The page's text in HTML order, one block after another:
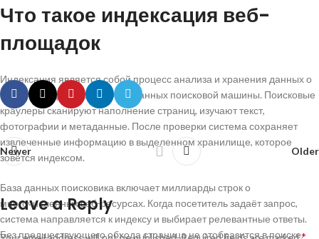
Что такое индексация веб-
площадок
Индексация является собой процесс анализа и хранения данных о
веб-страницах в хранилище данных поисковой машины. Поисковые
краулеры сканируют наполнение страниц, изучают текст,
фотографии и метаданные. После проверки система сохраняет
извлеченные информацию в выделенном хранилище, которое
зовётся индексом.
База данных поисковика включает миллиарды строк о
многочисленных веб-ресурсах. Когда посетитель задаёт запрос,
система направляется к индексу и выбирает релевантные ответы.
Без предшествующего обхода страница не отобразится в поиске.
Newer Older
Leave a Reply